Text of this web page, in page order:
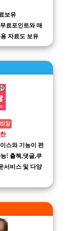
보유
료포인트와 매
자료도 보유
스와 기능이 편
! 출첵,댓글,쿠
서비스 및 다양